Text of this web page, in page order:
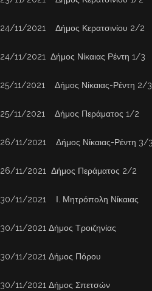
24/11/2021 Δήμος Κερατσινίου 2/2
24/11/2021 Δήμος Νίκαιας Ρέντη 1/3
25/11/2021 Δήμος Νίκαιας-Ρέντη 2/3
25/11/2021 Δήμος Περάματος 1/2
26/11/2021 Δήμος Νίκαιας-Ρέντη 3/3
26/11/2021 Δήμος Περάματος 2/2
30/11/2021 Ι. Μητρόπολη Νίκαιας
30/11/2021 Δήμος Τροιζηνίας
30/11/2021 Δήμος Πόρου
30/11/2021 Δήμος Σπετσών